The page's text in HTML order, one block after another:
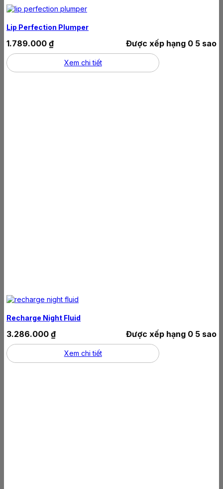
Lip Perfection Plumper
Được xếp hạng 0 5 sao
1.789.000 ₫
Xem chi tiết
Recharge Night Fluid
Được xếp hạng 0 5 sao
3.286.000 ₫
Xem chi tiết